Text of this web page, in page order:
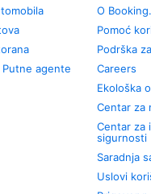
Putne agente
О
Pomoć
Podrška
Careers
Ekološka
Centar za
Centar za
sigurnosti
Saradnja
Uslovi